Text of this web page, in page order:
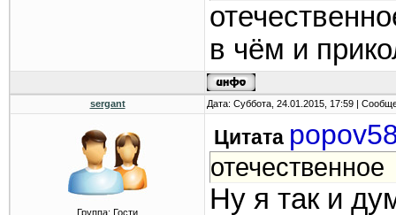
в чём и
sergant Дата: Суббота, 24.01.2015, 17:59 |
Группа: Гости
Цитата
отечественное
Ну я так и